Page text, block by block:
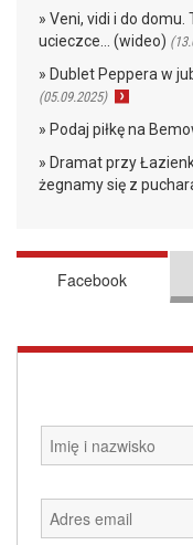
» Veni, vidi i do
ucieczce… (wideo)
» Dublet Peppera w
(05.09.2025)
» Podaj piłkę na
» Dramat przy
żegnamy się z
Facebook